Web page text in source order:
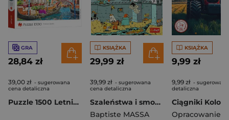
GRA
28,84 zł
39,00 zł - sugerowana
cena detaliczna
Puzzle 1500 Letnie popołudnie w Wenecji 26220
KSIĄŻKA
29,99 zł
39,99 zł - sugerowana
cena detaliczna
Szaleństwa i smoki. Zagadki na każdym piętrze
Baptiste MASSA
KSIĄŻKA
9,99 zł
9,99 zł -
detaliczna